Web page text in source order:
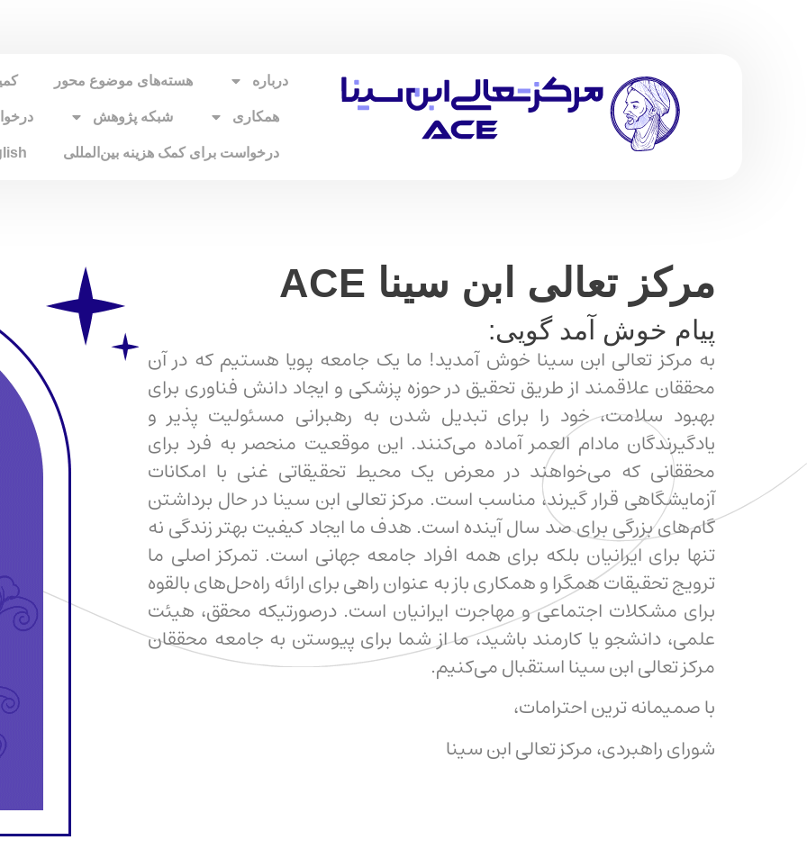
درباره هسته‌های موضوع محور
همکاری شبکه پژوهش
درخواست برای کمک هزینه بین‌المللی
مرکز تعالی ابن سینا ACE
پیام خوش آمد گویی:
به مرکز تعالی ابن سینا خوش آمدید! ما یک جامعه پویا هستیم که در آن
محققان علاقمند از طریق تحقیق در حوزه پزشکی و ایجاد دانش فناوری برای
بهبود سلامت، خود را برای تبدیل شدن به رهبرانی مسئولیت پذیر و
یادگیرندگان مادام العمر آماده می‌کنند. این موقعیت منحصر به فرد برای
محققانی که می‌خواهند در معرض یک محیط تحقیقاتی غنی با امکانات
آزمایشگاهی قرار گیرند، مناسب است. مرکز تعالی ابن سینا در حال برداشتن
گام‌های بزرگی برای صد سال آینده است. هدف ما ایجاد کیفیت بهتر زندگی نه
تنها برای ایرانیان بلکه برای همه افراد جامعه جهانی است. تمرکز اصلی ما
ترویج تحقیقات همگرا و همکاری باز به عنوان راهی برای ارائه راه‌حل‌های بالقوه
برای مشکلات اجتماعی و مهاجرت ایرانیان است. درصورتیکه محقق، هیئت
علمی، دانشجو یا کارمند باشید، ما از شما برای پیوستن به جامعه محققان
مرکز تعالی ابن سینا استقبال می‌کنیم.
با صمیمانه ترین احترامات،
شورای راهبردی، مرکز تعالی ابن سینا